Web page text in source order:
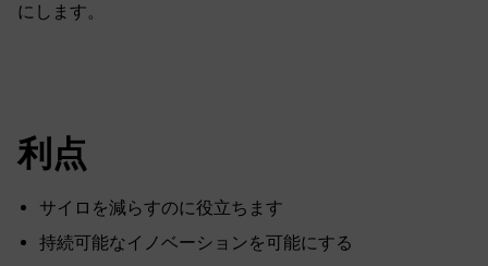
にします。
利点
サイロを減らすのに役立ちます
持続可能なイノベーションを可能にする